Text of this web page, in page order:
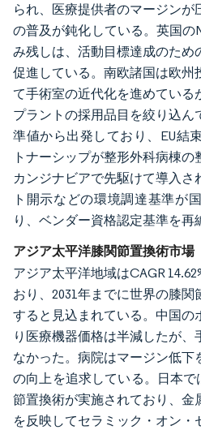
られ、医療提供者のマージンが
の普及が鈍化している。英国の
み残しは、活動目標達成のため
促進している。南欧諸国は欧州
て手術室の近代化を進めている
プラントの採用品目を絞り込ん
準値から出発しており、EU結
トナーシップが整形外科病棟
カンジナビアで先駆けて導入さ
ト開示などの環境調達基準が
り、ベンダー資格認定基準を再
アジア太平洋膝関節置換術市場
アジア太平洋地域はCAGR
おり、2031年までに世界の膝
すると見込まれている。中国の
り医療機器価格は半減したが
なかった。病院はマージン低下
の向上を追求している。日本で
節置換術が実施されており、金
を反映してセラミック・オン